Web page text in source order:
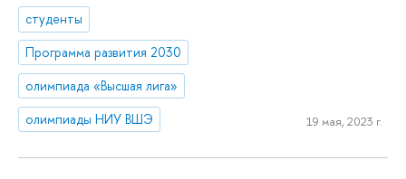
студенты
Программа развития 2030
олимпиада «Высшая лига»
олимпиады НИУ ВШЭ
19 мая, 2023 г.